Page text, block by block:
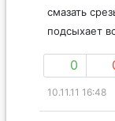
смазать
подсыхает
0
10.11.11 16:48